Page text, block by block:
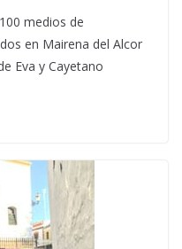
medios de
en Mairena del Alcor
Eva y Cayetano